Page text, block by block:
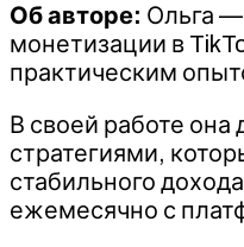
Об авторе: Ольга —
монетизации в
практическим
В своей работе
стратегиями,
стабильного
ежемесячно с